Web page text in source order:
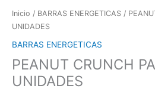
Inicio / BARRAS ENERGETICAS /
UNIDADES
BARRAS ENERGETICAS
PEANUT CRUNCH
UNIDADES